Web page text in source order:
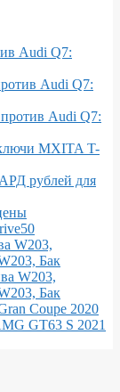
Audi Q7:
Audi Q7:
Audi Q7:
MXITA T-
рублей для
W203,
Бак
W203,
Бак
Coupe 2020
GT63 S 2021